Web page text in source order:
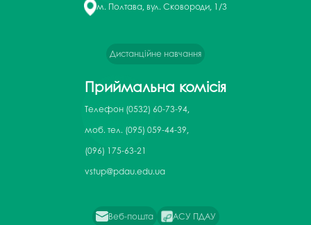
м. Полтава, вул. Сковороди, 1/3
Дистанційне навчання
Приймальна комісія
Телефон (0532) 60-73-94,
моб. тел. (095) 059-44-39,
(096) 175-63-21
vstup@pdau.edu.ua
Веб-пошта АСУ ПДАУ